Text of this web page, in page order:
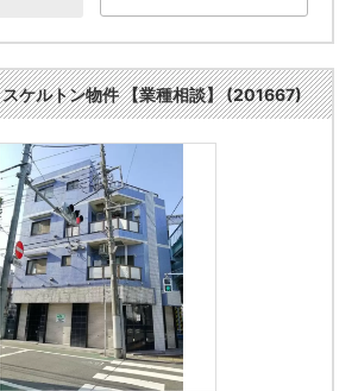
スケルトン物件 【業種相談】 (201667)